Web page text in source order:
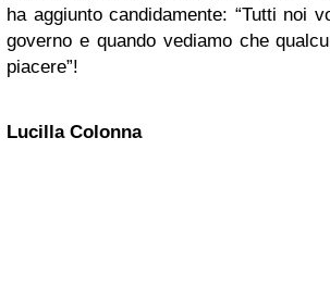
ha aggiunto candidamente: “Tutti noi
governo e quando vediamo che
piacere”!
Lucilla Colonna